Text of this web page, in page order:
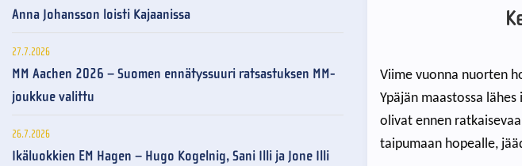
Viime vuonna nuorten
Ypäjän maastossa
olivat ennen
taipumaan hopealle,
Anna Johansson loisti Kajaanissa
27.7.2026
MM Aachen 2026 – Suomen ennätyssuuri ratsastuksen MM-
joukkue valittu
26.7.2026
Ikäluokkien EM Hagen – Hugo Kogelnig, Sani Illi ja Jone Illi